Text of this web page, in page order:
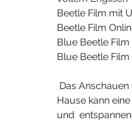
Beetle Film mit
Beetle Film
Blue Beetle
Blue Beetle Film
Hause kann
und